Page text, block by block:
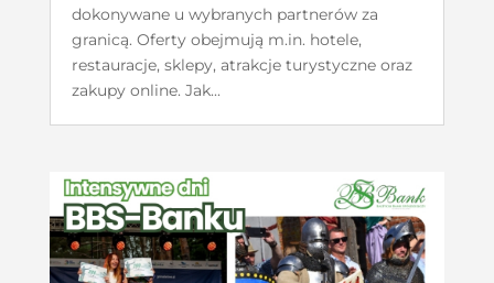
dokonywane u wybranych partnerów za
granicą. Oferty obejmują m.in. hotele,
restauracje, sklepy, atrakcje turystyczne oraz
zakupy online. Jak...